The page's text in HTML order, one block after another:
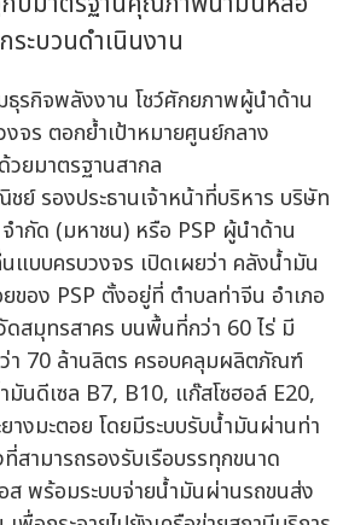
ะบวนดำเนินงาน
ย์ รองประธานเจ้าหน้าที่บริหาร บริษัท
ำกัด (มหาชน) หรือ PSP ผู้นำด้าน
บบครบวงจร เปิดเผยว่า คลังน้ำมัน
ของ PSP ตั้งอยู่ที่ ตำบลท่าจีน อำเภอ
ดสมุทรสาคร บนพื้นที่กว่า 60 ไร่ มี
า 70 ล้านลิตร ครอบคลุมผลิตภัณฑ์
มันดีเซล B7, B10, แก๊สโซฮอล์ E20,
างมะตอย โดยมีระบบรับน้ำมันผ่านท่า
สามารถรองรับเรือบรรทุกขนาด
พร้อมระบบจ่ายน้ำมันผ่านรถขนส่ง